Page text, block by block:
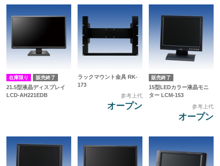
在庫限り 販売終了
21.5型液晶ディスプレイ
LCD-AH221EDB
ラックマウント金具 RK-
173
参考上代
オープン
販売終了
15型LEDカラー液晶モニ
ター LCM-153
参考上代
オープン